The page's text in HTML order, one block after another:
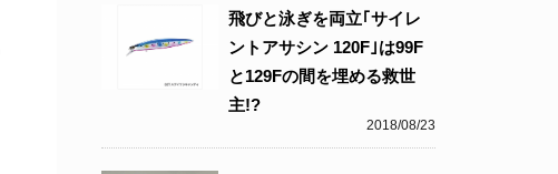
2018/08/23
飛びと泳ぎを両立｢サイレ
ントアサシン 120F｣は99F
と129Fの間を埋める救世
主!?